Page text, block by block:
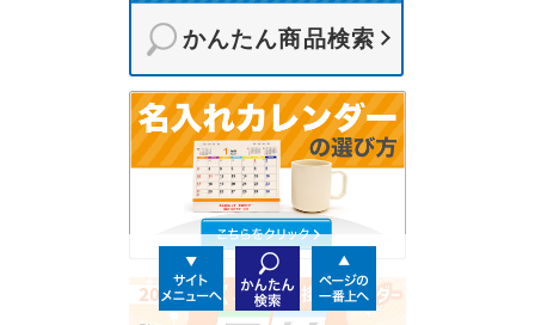
かんたん商品検索